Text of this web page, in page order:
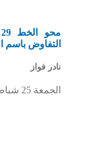
التفاوض باسم
نادر فواز
الجمعة 25 شباط 2022